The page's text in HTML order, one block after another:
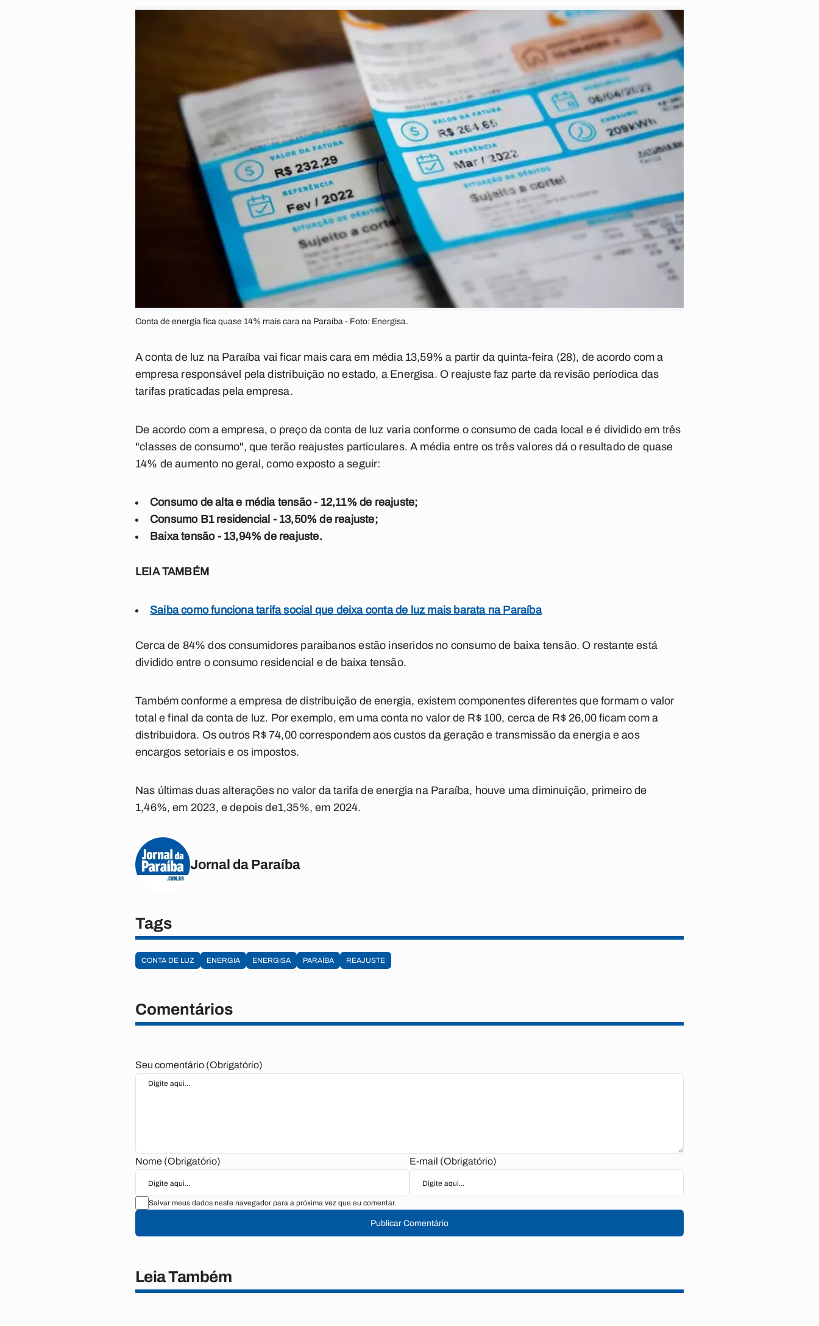
Conta de energia fica quase 14% mais cara na Paraíba - Foto: Energisa.
A conta de luz na Paraíba vai ficar mais cara em média 13,59% a partir da quinta-feira (28), de acordo com a
empresa responsável pela distribuição no estado, a Energisa. O reajuste faz parte da revisão períodica das
tarifas praticadas pela empresa.
De acordo com a empresa, o preço da conta de luz varia conforme o consumo de cada local e é dividido em três
"classes de consumo", que terão reajustes particulares. A média entre os três valores dá o resultado de quase
14% de aumento no geral, como exposto a seguir:
Consumo de alta e média tensão - 12,11% de reajuste;
Consumo B1 residencial - 13,50% de reajuste;
Baixa tensão - 13,94% de reajuste.
LEIA TAMBÉM
Saiba como funciona tarifa social que deixa conta de luz mais barata na Paraíba
Cerca de 84% dos consumidores paraibanos estão inseridos no consumo de baixa tensão. O restante está
dividido entre o consumo residencial e de baixa tensão.
Também conforme a empresa de distribuição de energia, existem componentes diferentes que formam o valor
total e final da conta de luz. Por exemplo, em uma conta no valor de R$ 100, cerca de R$ 26,00 ficam com a
distribuidora. Os outros R$ 74,00 correspondem aos custos da geração e transmissão da energia e aos
encargos setoriais e os impostos.
Nas últimas duas alterações no valor da tarifa de energia na Paraíba, houve uma diminuição, primeiro de
1,46%, em 2023, e depois de1,35%, em 2024.
Jornal da Paraíba
Tags
CONTA DE LUZ ENERGIA ENERGISA PARAÍBA REAJUSTE
Comentários
Seu comentário (Obrigatório)
Nome (Obrigatório) E-mail (Obrigatório)
Salvar meus dados neste navegador para a próxima vez que eu comentar.
Publicar Comentário
Leia Também